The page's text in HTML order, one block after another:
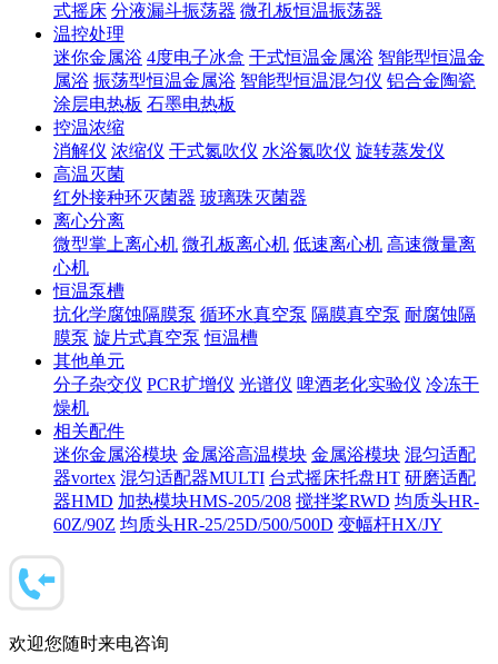
式摇床 分液漏斗振荡器 微孔板恒温振荡器
温控处理
迷你金属浴 4度电子冰盒 干式恒温金属浴 智能型恒温金
属浴 振荡型恒温金属浴 智能型恒温混匀仪 铝合金陶瓷
涂层电热板 石墨电热板
控温浓缩
消解仪 浓缩仪 干式氮吹仪 水浴氮吹仪 旋转蒸发仪
高温灭菌
红外接种环灭菌器 玻璃珠灭菌器
离心分离
微型掌上离心机 微孔板离心机 低速离心机 高速微量离
心机
恒温泵槽
抗化学腐蚀隔膜泵 循环水真空泵 隔膜真空泵 耐腐蚀隔
膜泵 旋片式真空泵 恒温槽
其他单元
分子杂交仪 PCR扩增仪 光谱仪 啤酒老化实验仪 冷冻干
燥机
相关配件
迷你金属浴模块 金属浴高温模块 金属浴模块 混匀适配
器vortex 混匀适配器MULTI 台式摇床托盘HT 研磨适配
器HMD 加热模块HMS-205/208 搅拌桨RWD 均质头HR-
60Z/90Z 均质头HR-25/25D/500/500D 变幅杆HX/JY
欢迎您随时来电咨询